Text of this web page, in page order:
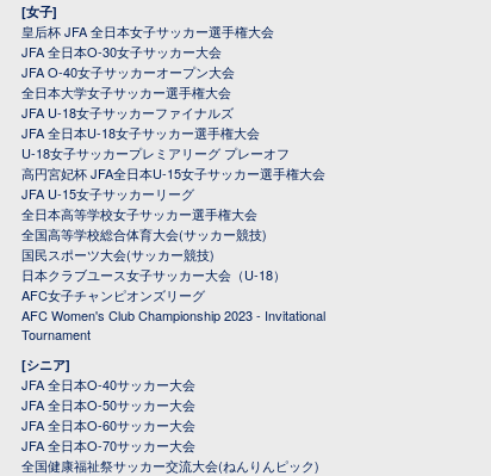
[女子]
皇后杯 JFA 全日本女子サッカー選手権大会
JFA 全日本O-30女子サッカー大会
JFA O-40女子サッカーオープン大会
全日本大学女子サッカー選手権大会
JFA U-18女子サッカーファイナルズ
JFA 全日本U-18女子サッカー選手権大会
U-18女子サッカープレミアリーグ プレーオフ
高円宮妃杯 JFA全日本U-15女子サッカー選手権大会
JFA U-15女子サッカーリーグ
全日本高等学校女子サッカー選手権大会
全国高等学校総合体育大会(サッカー競技)
国民スポーツ大会(サッカー競技)
日本クラブユース女子サッカー大会（U-18）
AFC女子チャンピオンズリーグ
AFC Women's Club Championship 2023 - Invitational
Tournament
[シニア]
JFA 全日本O-40サッカー大会
JFA 全日本O-50サッカー大会
JFA 全日本O-60サッカー大会
JFA 全日本O-70サッカー大会
全国健康福祉祭サッカー交流大会(ねんりんピック)